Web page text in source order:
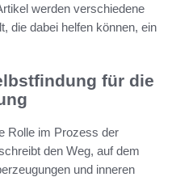
werden verschiedene
die dabei helfen können, ein
für die
Rolle im Prozess der
den Weg, auf dem
und inneren